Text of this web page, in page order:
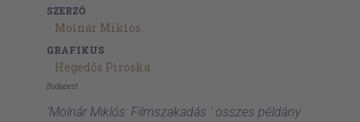
SZERZŐ
Molnár Miklós
GRAFIKUS
Hegedős Piroska
Budapest
'Molnár Miklós: Filmszakadás ' összes példány